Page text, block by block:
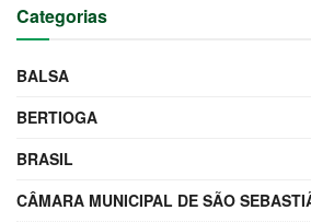
Categorias
BALSA
BERTIOGA
BRASIL
CÂMARA MUNICIPAL DE SÃO